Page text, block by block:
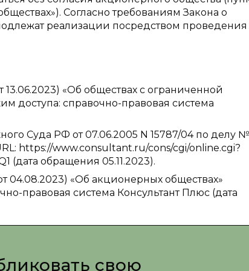
Согласно требованиям Закона о
реализации посредством проведения
«Об обществах с ограниченной
доступа: справочно-правовая система
Суда РФ от 07.06.2005 N 15787/04 по делу №
https://www.consultant.ru/cons/cgi/online.cgi?
(дата обращения 05.11.2023).
04.08.2023) «Об акционерных обществах»
правовая система Консультант Плюс (дата
свою